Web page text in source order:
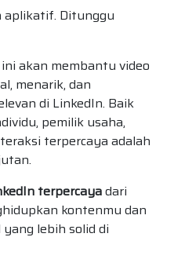
aplikatif. Ditunggu
akan membantu video
menarik, dan
di LinkedIn. Baik
pemilik usaha,
terpercaya adalah
terpercayadari
kontenmu dan
lebih solid di